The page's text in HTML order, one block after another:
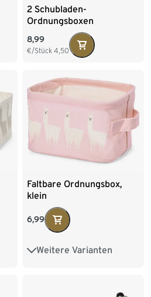
2 Schubladen-
Ordnungsboxen
8,99
€/Stück 4,50
Faltbare Ordnungsbox,
klein
6,99
Weitere Varianten
37 x 16 x 26 cm